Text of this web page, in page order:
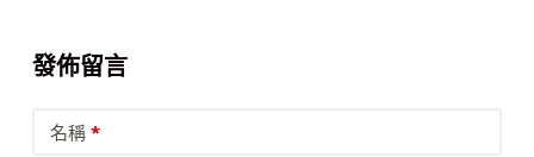
發佈留言
名稱*